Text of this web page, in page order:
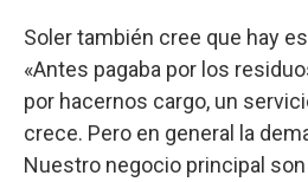
Soler también cree que hay
«Antes pagaba por los
por hacernos cargo, un
crece. Pero en general la
Nuestro negocio principal